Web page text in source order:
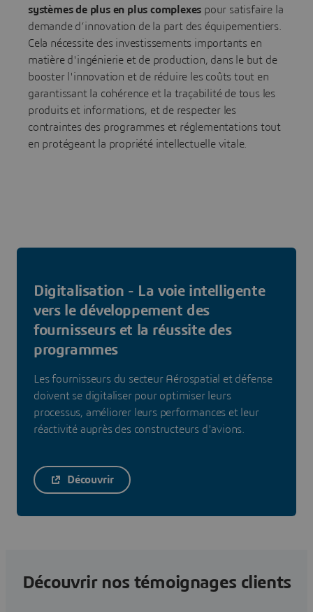
systèmes de plus en plus complexes pour satisfaire la
demande d’innovation de la part des équipementiers.
Cela nécessite des investissements importants en
matière d'ingénierie et de production, dans le but de
booster l'innovation et de réduire les coûts tout en
garantissant la cohérence et la traçabilité de tous les
produits et informations, et de respecter les
contraintes des programmes et réglementations tout
en protégeant la propriété intellectuelle vitale.
Digitalisation - La voie intelligente
vers le développement des
fournisseurs et la réussite des
programmes
Les fournisseurs du secteur Aérospatial et défense
doivent se digitaliser pour optimiser leurs
processus, améliorer leurs performances et leur
réactivité auprès des constructeurs d'avions.
Découvrir
Découvrir nos témoignages clients